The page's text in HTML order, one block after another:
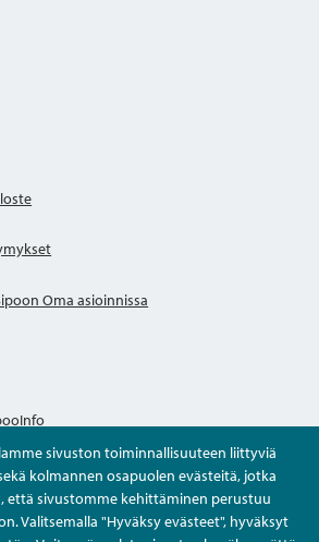
sivuston toiminnallisuuteen liittyviä
kolmannen osapuolen evästeitä, jotka
että sivustomme kehittäminen perustuu
Valitsemalla "Hyväksy evästeet", hyväksyt
Oma asioinnissa